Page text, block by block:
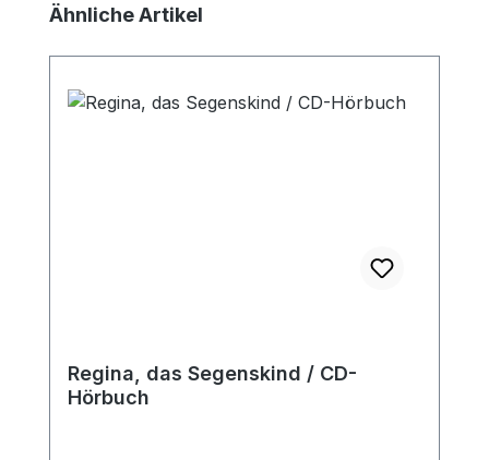
Produktgalerie überspringen
Ähnliche Artikel
Regina, das Segenskind / CD-
Hörbuch